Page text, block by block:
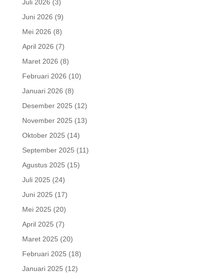
Juli 2026 (3)
Juni 2026 (9)
Mei 2026 (8)
April 2026 (7)
Maret 2026 (8)
Februari 2026 (10)
Januari 2026 (8)
Desember 2025 (12)
November 2025 (13)
Oktober 2025 (14)
September 2025 (11)
Agustus 2025 (15)
Juli 2025 (24)
Juni 2025 (17)
Mei 2025 (20)
April 2025 (7)
Maret 2025 (20)
Februari 2025 (18)
Januari 2025 (12)